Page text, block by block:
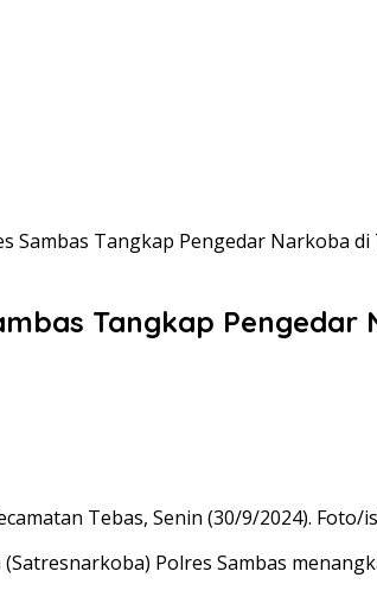
Sambas Tangkap Pengedar Narkoba di
Tangkap Pengedar
Tebas, Senin (30/9/2024). Foto/
Polres Sambas